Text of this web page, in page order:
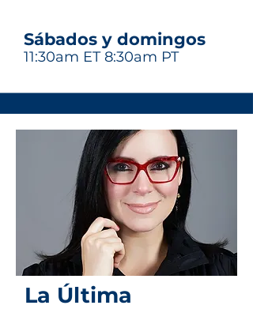
Sábados y domingos
11:30am ET 8:30am PT
La Última